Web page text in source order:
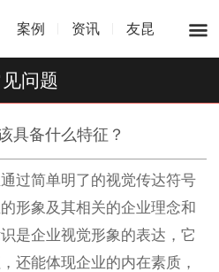
案例 资讯 友昆
问题
具备什么特征？
过简单明了的视觉传达符号
形象及其相关的企业理念和
是企业视觉形象的表达，它
还能体现企业的内在素质，